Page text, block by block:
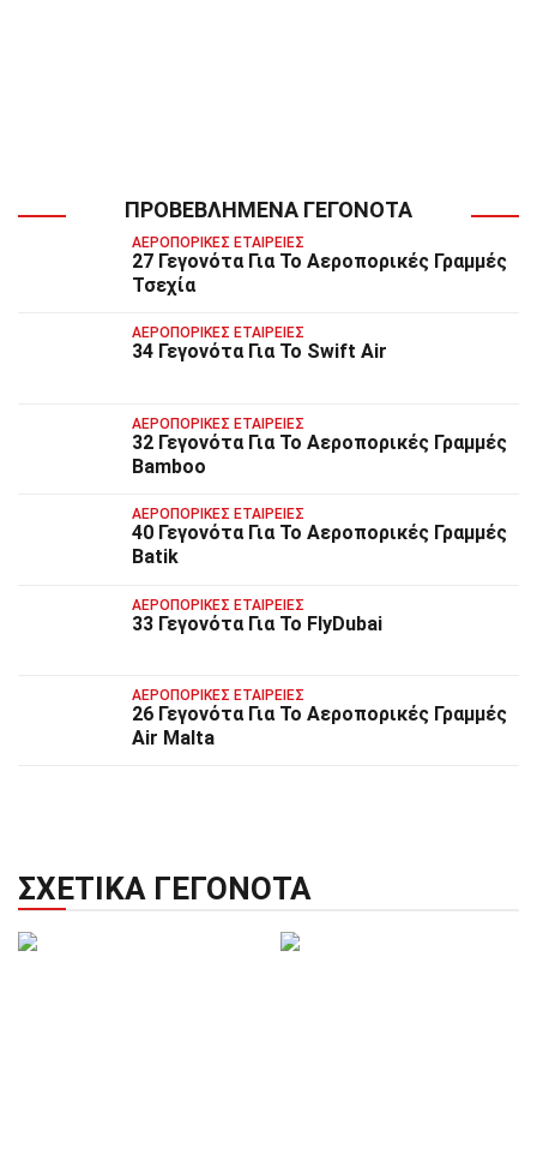
ΠΡΟΒΕΒΛΗΜΈΝΑ ΓΕΓΟΝΌΤΑ
ΑΕΡΟΠΟΡΙΚΈΣ ΕΤΑΙΡΕΊΕΣ
27 Γεγονότα Για Το Αεροπορικές Γραμμές
Τσεχία
ΑΕΡΟΠΟΡΙΚΈΣ ΕΤΑΙΡΕΊΕΣ
34 Γεγονότα Για Το Swift Air
ΑΕΡΟΠΟΡΙΚΈΣ ΕΤΑΙΡΕΊΕΣ
32 Γεγονότα Για Το Αεροπορικές Γραμμές
Bamboo
ΑΕΡΟΠΟΡΙΚΈΣ ΕΤΑΙΡΕΊΕΣ
40 Γεγονότα Για Το Αεροπορικές Γραμμές
Batik
ΑΕΡΟΠΟΡΙΚΈΣ ΕΤΑΙΡΕΊΕΣ
33 Γεγονότα Για Το FlyDubai
ΑΕΡΟΠΟΡΙΚΈΣ ΕΤΑΙΡΕΊΕΣ
26 Γεγονότα Για Το Αεροπορικές Γραμμές
Air Malta
ΣΧΕΤΙΚΆ ΓΕΓΟΝΌΤΑ